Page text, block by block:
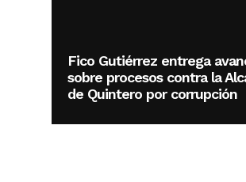
Fico Gutiérrez entrega
sobre procesos contra la
de Quintero por corrupción